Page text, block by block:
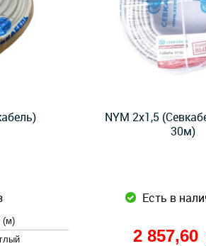
(м)
NYM 2x1,5
30м)
Есть в
2 857,60